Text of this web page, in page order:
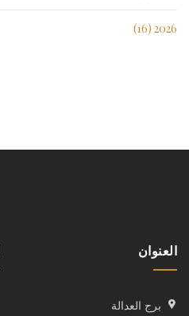
2026 (16)
العنوان
برج العدالة